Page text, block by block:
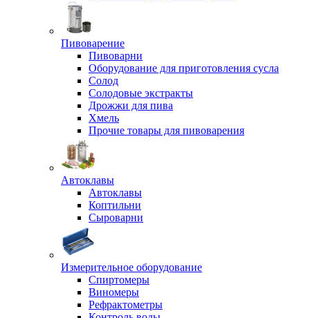
Пивоварение
Пивоварни
Оборудование для приготовления сусла
Солод
Солодовые экстракты
Дрожжи для пива
Хмель
Прочие товары для пивоварения
Автоклавы
Автоклавы
Коптильни
Сыроварни
Измерительное оборудование
Спиртомеры
Виномеры
Рефрактометры